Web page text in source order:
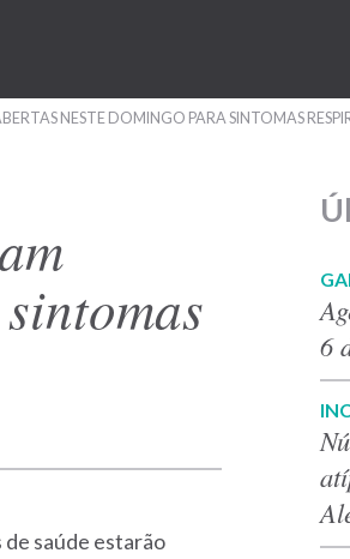
NESTE DOMINGO PARA SINTOMAS
saúde estarão
6